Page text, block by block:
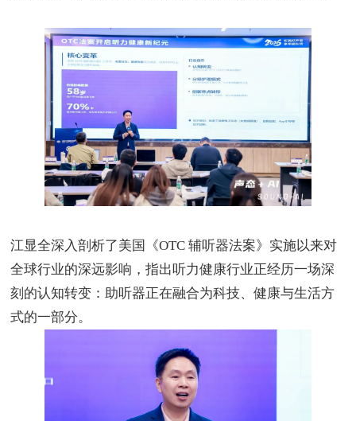
江显全深入剖析了美国《OTC辅听器法案》实施以来对
全球行业的深远影响，指出听力健康行业正经历一场深
刻的认知转变：助听器正在融合为科技、健康与生活方
式的一部分。